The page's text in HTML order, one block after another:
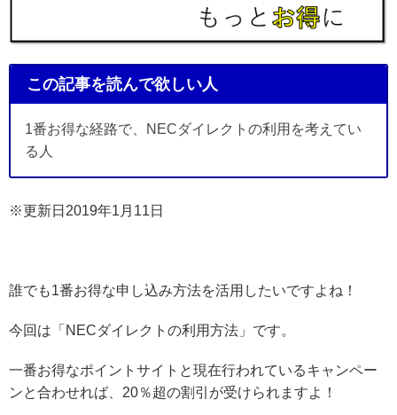
この記事を読んで欲しい人
1番お得な経路で、NECダイレクトの利用を考えてい
る人
※更新日2019年1月11日
誰でも1番お得な申し込み方法を活用したいですよね！
今回は「NECダイレクトの利用方法」です。
一番お得なポイントサイトと現在行われているキャンペー
ンと合わせれば、20％超の割引が受けられますよ！